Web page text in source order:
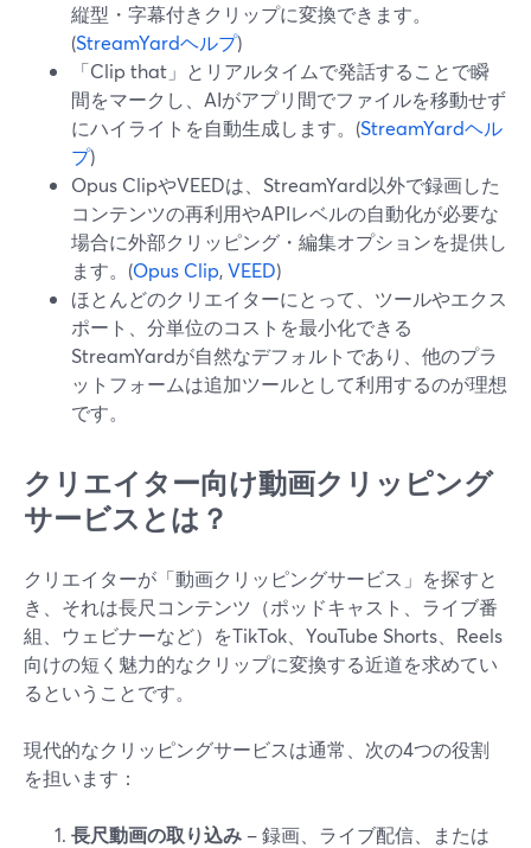
縦型・字幕付きクリップに変換できます。
(StreamYardヘルプ)
「Clip that」とリアルタイムで発話することで瞬
間をマークし、AIがアプリ間でファイルを移動せず
にハイライトを自動生成します。(StreamYardヘル
プ)
Opus ClipやVEEDは、StreamYard以外で録画した
コンテンツの再利用やAPIレベルの自動化が必要な
場合に外部クリッピング・編集オプションを提供し
ます。(Opus Clip,VEED)
ほとんどのクリエイターにとって、ツールやエクス
ポート、分単位のコストを最小化できる
StreamYardが自然なデフォルトであり、他のプラ
ットフォームは追加ツールとして利用するのが理想
です。
クリエイター向け動画クリッピング
サービスとは？
クリエイターが「動画クリッピングサービス」を探すと
き、それは長尺コンテンツ（ポッドキャスト、ライブ番
組、ウェビナーなど）をTikTok、YouTube Shorts、Reels
向けの短く魅力的なクリップに変換する近道を求めてい
るということです。
現代的なクリッピングサービスは通常、次の4つの役割
を担います：
長尺動画の取り込み – 録画、ライブ配信、または